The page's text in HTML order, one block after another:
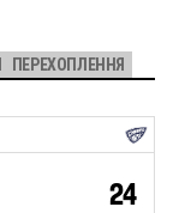
ПЕРЕХОПЛЕННЯ
24